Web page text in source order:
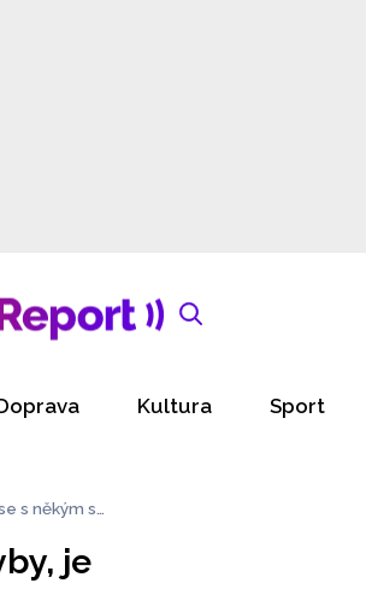
Kultura Sport
s někým se
je